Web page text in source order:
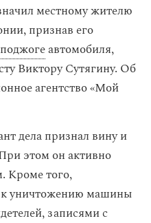
местному жителю
признав его
автомобиля,
Виктору Сутягину. Об
агентство «Мой
дела признал вину и
этом он активно
Кроме того,
к уничтожению машины
записями с